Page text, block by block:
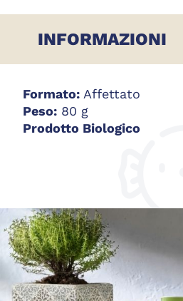
INFORMAZIONI
Formato: Affettato
Peso: 80 g
Prodotto Biologico